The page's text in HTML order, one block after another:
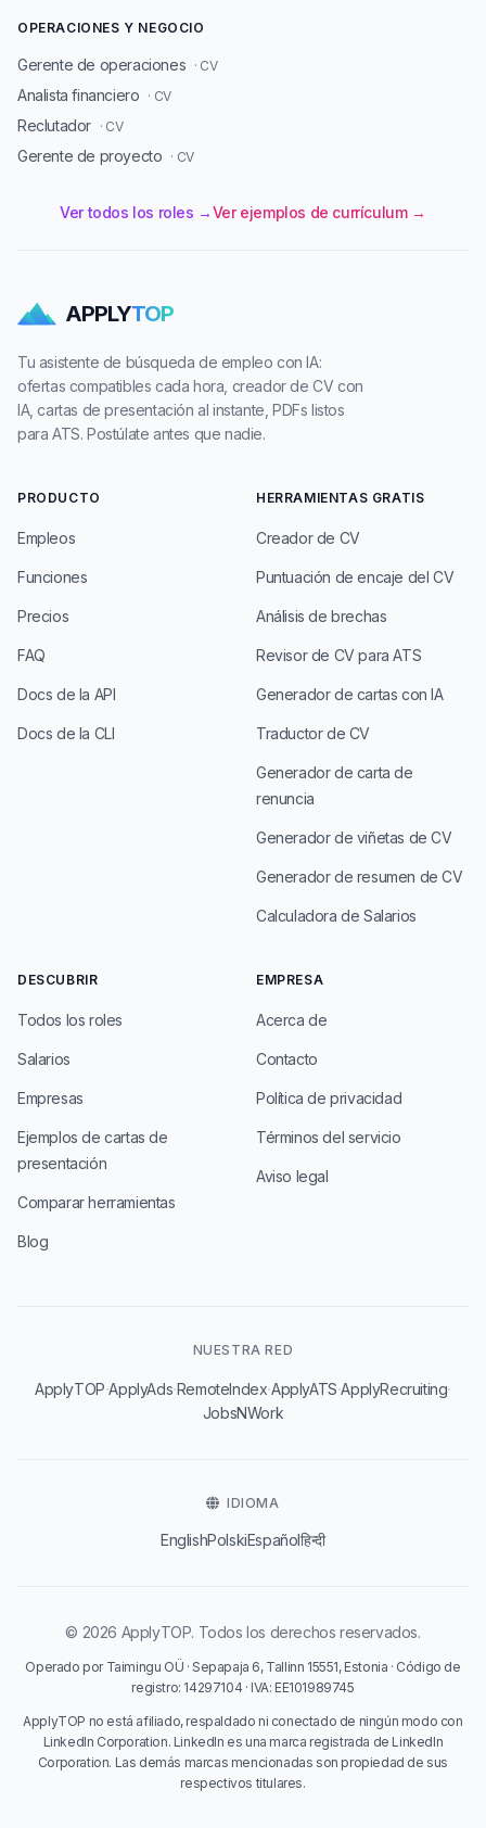
OPERACIONES Y NEGOCIO
Gerente de operaciones · CV
Analista financiero · CV
Reclutador · CV
Gerente de proyecto · CV
Ver todos los roles →Ver ejemplos de currículum →
APPLYTOP
Tu asistente de búsqueda de empleo con IA:
ofertas compatibles cada hora, creador de CV con
IA, cartas de presentación al instante, PDFs listos
para ATS. Postúlate antes que nadie.
PRODUCTO
Empleos
Funciones
Precios
FAQ
Docs de la API
Docs de la CLI
HERRAMIENTAS GRATIS
Creador de CV
Puntuación de encaje del CV
Análisis de brechas
Revisor de CV para ATS
Generador de cartas con IA
Traductor de CV
Generador de carta de
renuncia
Generador de viñetas de CV
Generador de resumen de CV
Calculadora de Salarios
DESCUBRIR
Todos los roles
Salarios
Empresas
Ejemplos de cartas de
presentación
Comparar herramientas
Blog
EMPRESA
Acerca de
Contacto
Política de privacidad
Términos del servicio
Aviso legal
NUESTRA RED
ApplyTOP·ApplyAds·RemoteIndex·ApplyATS·ApplyRecruiting·
JobsNWork
IDIOMA
EnglishPolskiEspañolहिन्दी
© 2026 ApplyTOP. Todos los derechos reservados.
Operado por Taimingu OÜ · Sepapaja 6, Tallinn 15551, Estonia · Código de
registro: 14297104 · IVA: EE101989745
ApplyTOP no está afiliado, respaldado ni conectado de ningún modo con
LinkedIn Corporation. LinkedIn es una marca registrada de LinkedIn
Corporation. Las demás marcas mencionadas son propiedad de sus
respectivos titulares.